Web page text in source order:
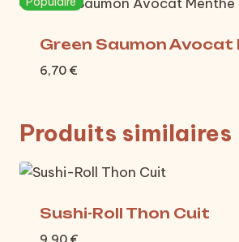
Green Saumon Avocat
6,70 €
Produits similaires
Sushi-Roll Thon Cuit